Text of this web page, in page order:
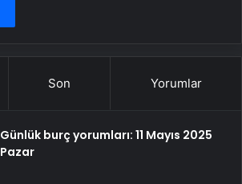
Son Yorumlar
Günlük burç yorumları: 11 Mayıs 2025
Pazar